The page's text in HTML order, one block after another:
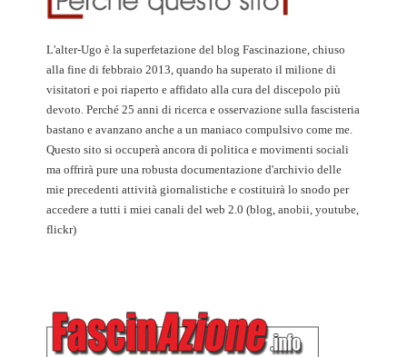
L'alter-Ugo è la superfetazione del blog Fascinazione, chiuso
alla fine di febbraio 2013, quando ha superato il milione di
visitatori e poi riaperto e affidato alla cura del discepolo più
devoto. Perché 25 anni di ricerca e osservazione sulla fascisteria
bastano e avanzano anche a un maniaco compulsivo come me.
Questo sito si occuperà ancora di politica e movimenti sociali
ma offrirà pure una robusta documentazione d'archivio delle
mie precedenti attività giornalistiche e costituirà lo snodo per
accedere a tutti i miei canali del web 2.0 (blog, anobii, youtube,
flickr)